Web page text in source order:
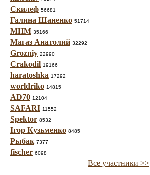
Скилеф 56681
Галина Шаненко 51714
МНМ 35166
Магаз Анатолий 32292
Grozniy 22990
Crakodil 19166
haratoshka 17292
worldriko 14815
AD70 12104
SAFARI 11552
Spektor 8532
Ігор Кузьменко 8485
Рыбак 7377
fischer 6098
Все участники >>